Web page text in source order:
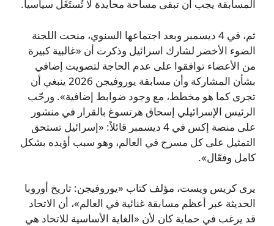
المسابقة يجب أن تبقى مساحة محايدة لا تُستَغَل سياسياً.
ثم، في 4 ديسمبر وبعد اجتماعها السنوي، منحت اللجنة
الضوء الأخضر لشارك اسرائيل وذكرت أن «غالبية كبيرة
من الأعضاء توافقوا على عدم الحاجة لتصويت إضافي
بشأن المشاركة وأن مسابقة يوروفيجن 2026 ينبغي أن
تجرى كما هو مخطط، مع وجود ضوابط إضافية». ورحّب
الرئيس الإسرائيلي إسحاق هرتسوغ بالقرار في منشور
على منصة إكس في 4 ديسمبر قائلاً: «إسرائيل تستحق
التمثيل على كل مسرح في العالم، وهو سبب أؤيده بشكل
كامل وفعّال».
يرى كريس ويست، مؤلف كتاب «يوروفيجن: تاريخ أوروبا
الحديثة عبر أعظم مسابقة غنائية في العالم»، أن الاتحاد
قد يرغب في حماية كان لأن «الغاية الأساسية للاتحاد هي